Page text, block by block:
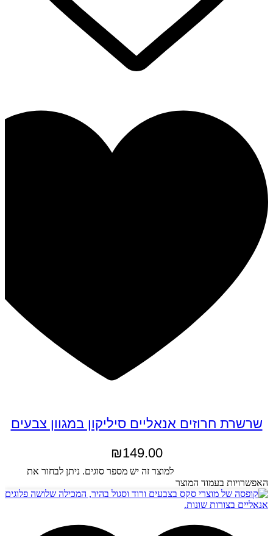
שרשרת חרוזים אנאליים סיליקון במגוון צבעים
₪149.00
למוצר זה יש מספר סוגים. ניתן לבחור את
האפשרויות בעמוד המוצר